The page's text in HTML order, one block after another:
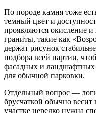
По породе камня тоже
темный цвет и
проявляются окисление
граниты, такие как
держат рисунок
подбора всей партии,
фасадных и ландшафтных
для обычной парковки.
Отдельный вопрос —
брусчаткой обычно весит
участке нередко нужна